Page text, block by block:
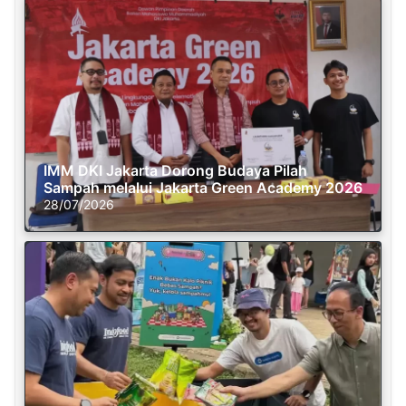
IMM DKI Jakarta Dorong Budaya Pilah
Sampah melalui Jakarta Green Academy 2026
28/07/2026